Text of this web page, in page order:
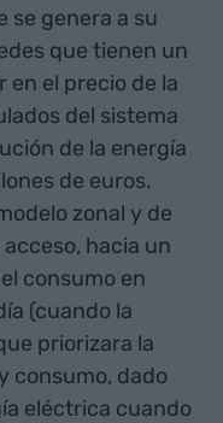
se genera a su
que tienen un
el precio de la
del sistema
de la energía
de euros.
zonal y de
hacia un
consumo en
(cuando la
priorizara la
consumo, dado
eléctrica cuando